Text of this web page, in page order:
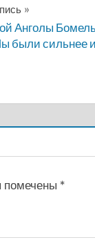
Анголы
были сильнее
помечены *